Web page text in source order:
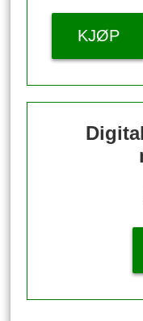
KJØP